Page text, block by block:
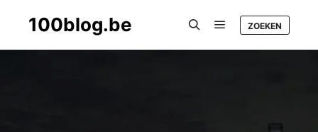
100blog.be ZOEKEN